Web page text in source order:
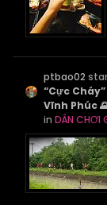
ptbao02
“Cực
Vĩnh Phúc
in DÂN CHƠI